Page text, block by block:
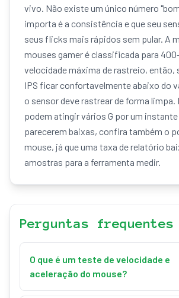
vivo. Não existe um único número
importa é a consistência e que seu
seus flicks mais rápidos sem pular. A
mouses gamer é classificada para
velocidade máxima de rastreio, então,
IPS ficar confortavelmente abaixo do
o sensor deve rastrear de forma limpa.
podem atingir vários G por um
parecerem baixas, confira também o
mouse, já que uma taxa de relatório
amostras para a ferramenta medir.
Perguntas frequentes
O que é um teste de velocidade e
aceleração do mouse?